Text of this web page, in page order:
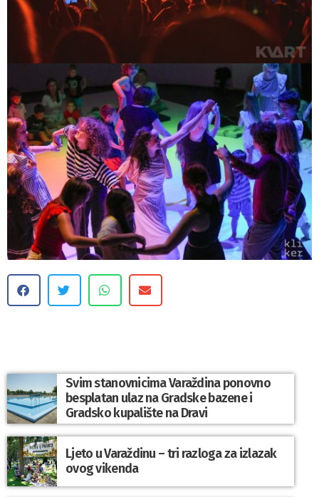
Svim stanovnicima Varaždina ponovno
besplatan ulaz na Gradske bazene i
Gradsko kupalište na Dravi
Ljeto u Varaždinu – tri razloga za izlazak
ovog vikenda